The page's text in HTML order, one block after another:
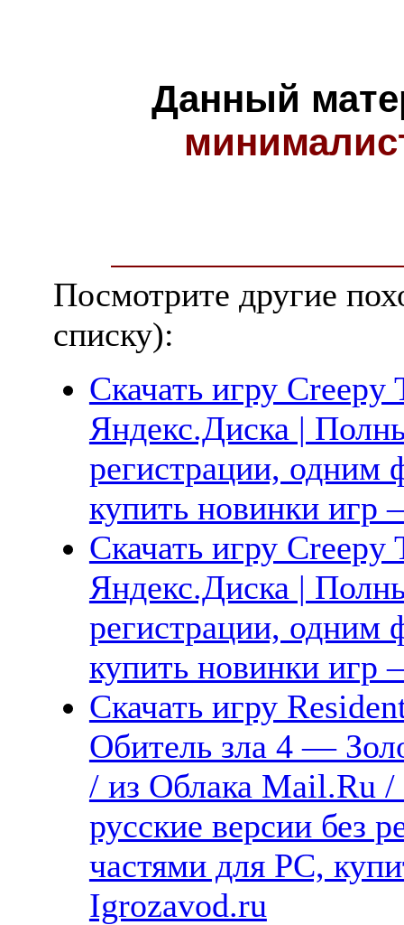
Данный
Посмотрите другие
списку):
Скачать игру Creepy
Яндекс.Диска |
регистрации, одним
купить новинки
Скачать игру Creepy
Яндекс.Диска |
регистрации, одним
купить новинки
Скачать игру
Обитель зла 4 —
/ из Облака Mail.Ru
русские версии без
частями для PC,
Igrozavod.ru